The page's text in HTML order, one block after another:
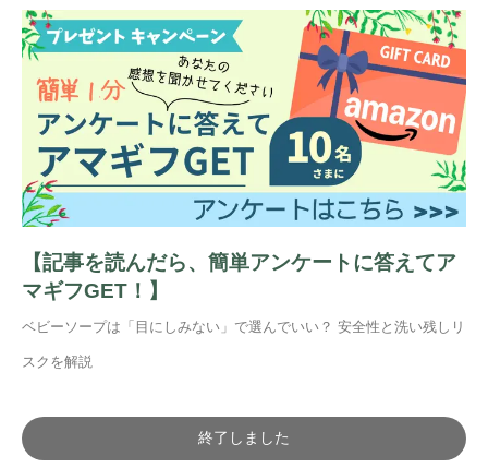
【記事を読んだら、簡単アンケートに答えてア
マギフGET！】
ベビーソープは「目にしみない」で選んでいい？ 安全性と洗い残しリ
スクを解説
終了しました